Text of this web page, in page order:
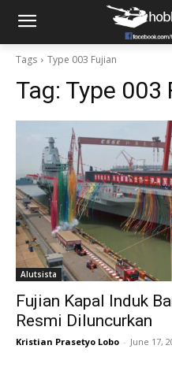
Tags Type 003 Fujian
Tag: Type 003
Alutsista
Fujian Kapal Induk
Resmi Diluncurkan
Kristian Prasetyo Lobo - June 17,